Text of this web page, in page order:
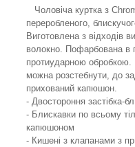
Чоловіча куртка з
переробленого,
Виготовлена з відходів
волокно. Пофарбована в
протиударною обробкою.
можна розстебнути, до
прихований капюшон.
- Двостороння застібка-
- Блискавки по всьому
капюшоном
- Кишені з клапанами з